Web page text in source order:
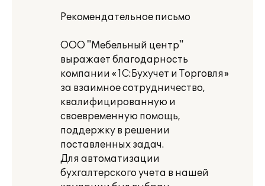
Рекомендательное письмо
ООО "Мебельный центр"
выражает благодарность
компании «1С:Бухучет и Торговля»
за взаимное сотрудничество,
квалифицированную и
своевременную помощь,
поддержку в решении
поставленных задач.
Для автоматизации
бухгалтерского учета в нашей